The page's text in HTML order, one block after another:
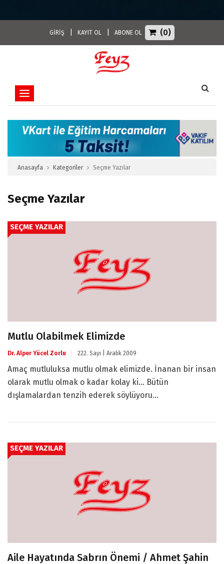
GİRİŞ KAYIT OL ABONE OL (0)
Toggle navigation
Anasayfa Kategoriler Seçme Yazılar
Seçme Yazılar
SEÇME YAZILAR
Mutlu Olabilmek Elimizde
Dr. Alper Yücel Zorlu 222. Sayı | Aralık 2009
Amaç mutluluksa mutlu olmak elimizde. İnanan bir insan
olarak mutlu olmak o kadar kolay ki... Bütün
dışlamalardan tenzih ederek söylüyoru...
SEÇME YAZILAR
Aile Hayatında Sabrın Önemi / Ahmet Şahin